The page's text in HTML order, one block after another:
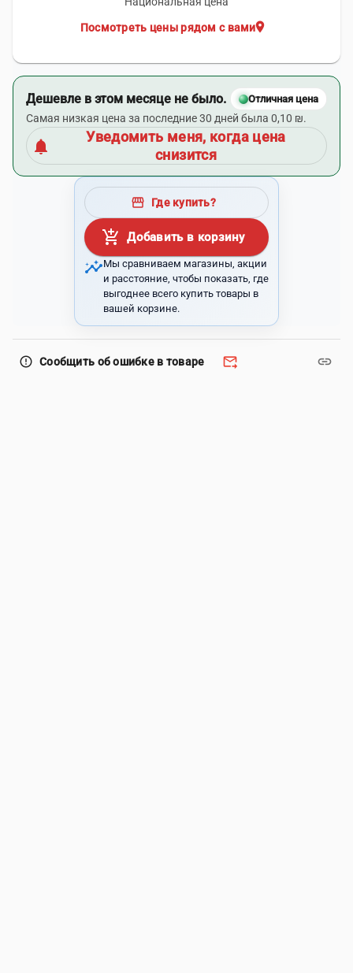
location_on
Посмотреть цены рядом с вами
Дешевле в этом месяце не было. Отличная цена
Самая низкая цена за последние 30 дней была 0,10 ₪.
notifications
Уведомить меня, когда цена
снизится
storefront Где купить?
add_shopping_cart Добавить в корзину
insightsМы сравниваем магазины, акции
и расстояние, чтобы показать, где
выгоднее всего купить товары в
вашей корзине.
error_outline Сообщить об ошибке в товаре forward_to_inbox link